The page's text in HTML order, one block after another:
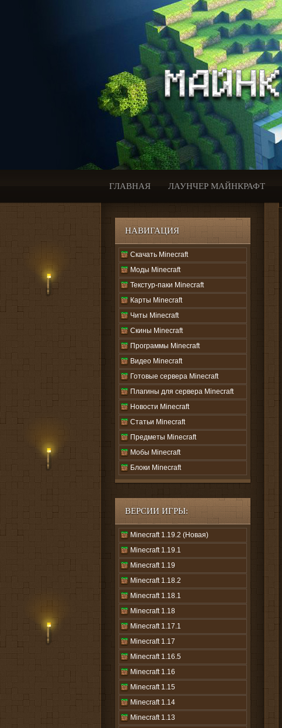
ГЛАВНАЯ ЛАУНЧЕР МАЙНКРАФТ
НАВИГАЦИЯ
Скачать Minecraft
Моды Minecraft
Текстур-паки Minecraft
Карты Minecraft
Читы Minecraft
Скины Minecraft
Программы Minecraft
Видео Minecraft
Готовые сервера Minecraft
Плагины для сервера Minecraft
Новости Minecraft
Статьи Minecraft
Предметы Minecraft
Мобы Minecraft
Блоки Minecraft
ВЕРСИИ ИГРЫ:
Minecraft 1.19.2 (Новая)
Minecraft 1.19.1
Minecraft 1.19
Minecraft 1.18.2
Minecraft 1.18.1
Minecraft 1.18
Minecraft 1.17.1
Minecraft 1.17
Minecraft 1.16.5
Minecraft 1.16
Minecraft 1.15
Minecraft 1.14
Minecraft 1.13